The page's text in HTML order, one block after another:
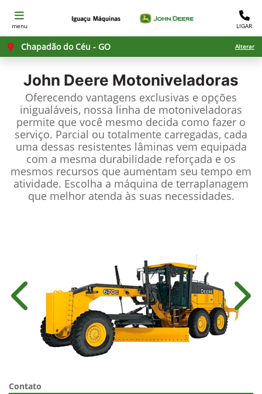
menu LIGAR
Chapadão do Céu - GO Alterar
John Deere Motoniveladoras
Oferecendo vantagens exclusivas e opções
inigualáveis, nossa linha de motoniveladoras
permite que você mesmo decida como fazer o
serviço. Parcial ou totalmente carregadas, cada
uma dessas resistentes lâminas vem equipada
com a mesma durabilidade reforçada e os
mesmos recursos que aumentam seu tempo em
atividade. Escolha a máquina de terraplanagem
que melhor atenda às suas necessidades.
Anterior
Contato